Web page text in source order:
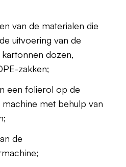
van de materialen die
uitvoering van de
dozen,
zakken;
een folierol op de
met behulp van
de